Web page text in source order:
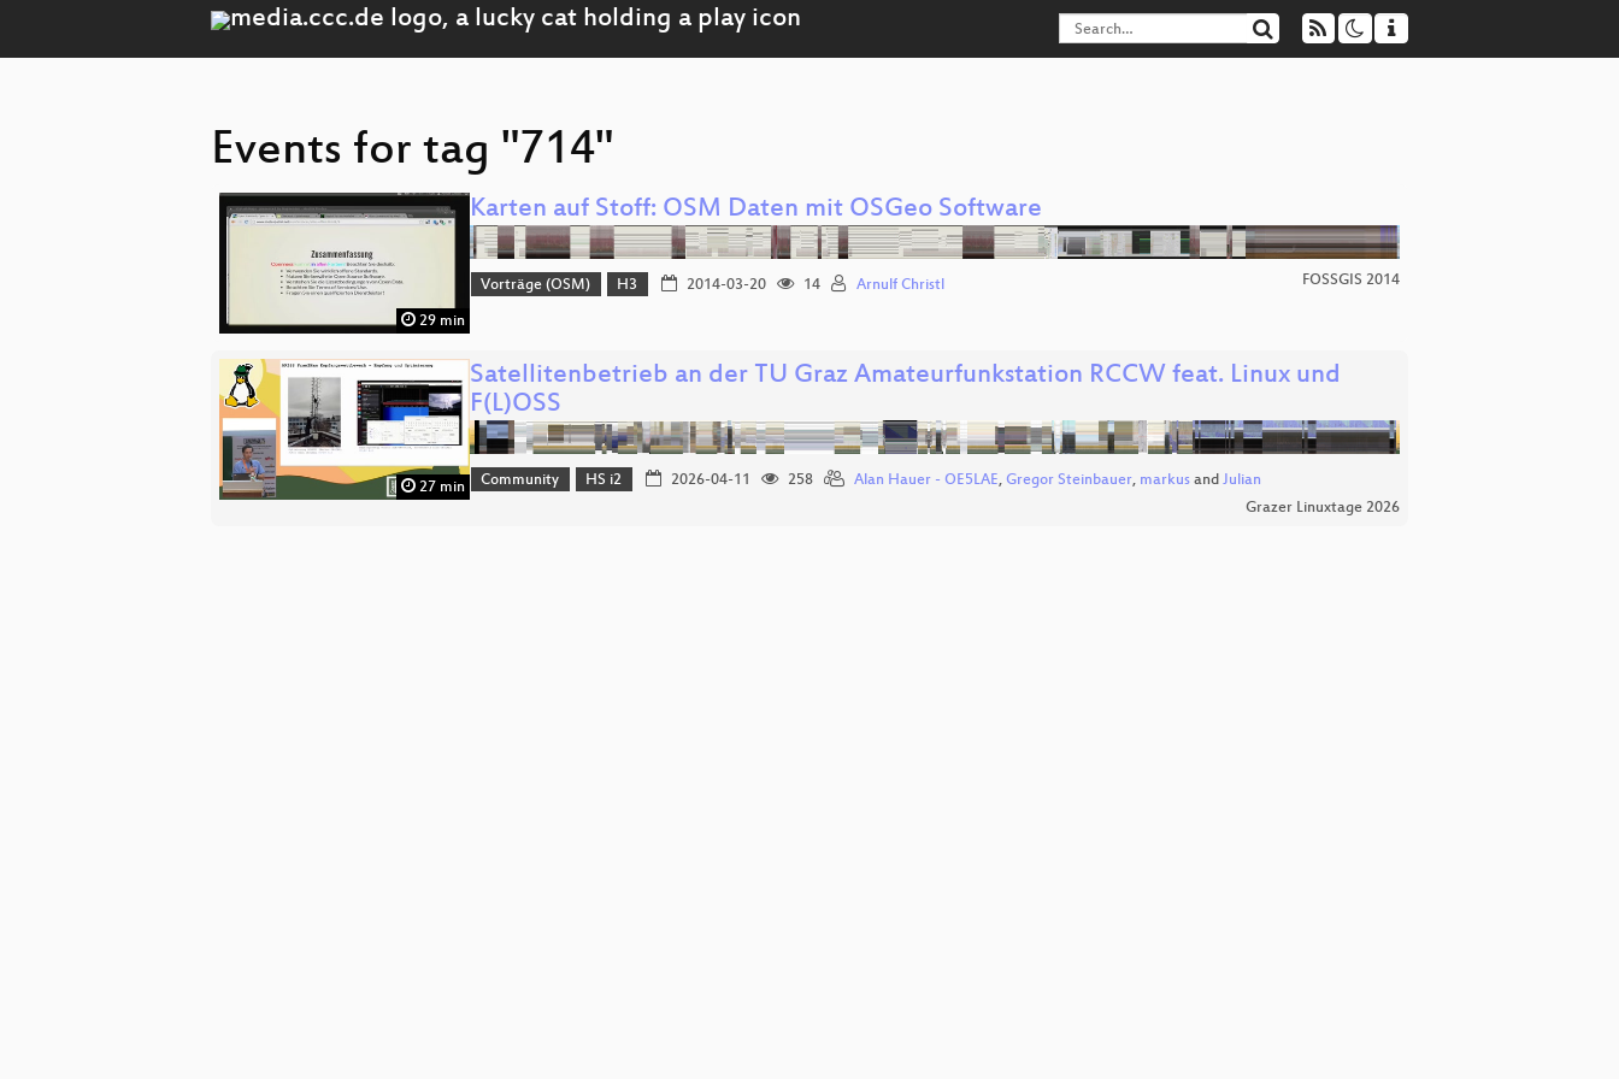
Events for tag "714"
29 min
Karten auf Stoff: OSM Daten mit OSGeo Software
Vorträge (OSM) H3 2014-03-20 14 Arnulf Christl FOSSGIS 2014
27 min
Satellitenbetrieb an der TU Graz Amateurfunkstation RCCW feat. Linux und
F(L)OSS
Community HS i2 2026-04-11 258 Alan Hauer - OE5LAE, Gregor Steinbauer, markusand Julian
Grazer Linuxtage 2026